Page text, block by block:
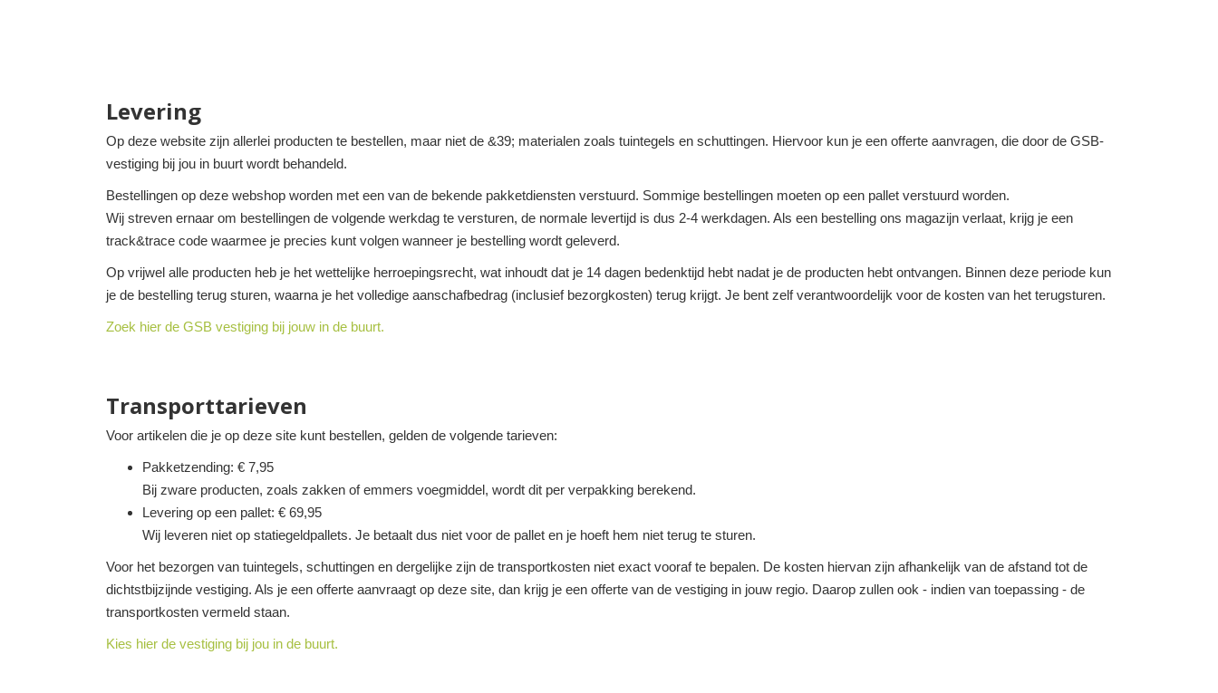
Levering
Op deze website zijn allerlei producten te bestellen, maar niet de &39; materialen zoals tuintegels en schuttingen. Hiervoor kun je een offerte aanvragen, die door de GSB-
vestiging bij jou in buurt wordt behandeld.
Bestellingen op deze webshop worden met een van de bekende pakketdiensten verstuurd. Sommige bestellingen moeten op een pallet verstuurd worden.
Wij streven ernaar om bestellingen de volgende werkdag te versturen, de normale levertijd is dus 2-4 werkdagen. Als een bestelling ons magazijn verlaat, krijg je een
track&trace code waarmee je precies kunt volgen wanneer je bestelling wordt geleverd.
Op vrijwel alle producten heb je het wettelijke herroepingsrecht, wat inhoudt dat je 14 dagen bedenktijd hebt nadat je de producten hebt ontvangen. Binnen deze periode kun
je de bestelling terug sturen, waarna je het volledige aanschafbedrag (inclusief bezorgkosten) terug krijgt. Je bent zelf verantwoordelijk voor de kosten van het terugsturen.
Zoek hier de GSB vestiging bij jouw in de buurt.
Transporttarieven
Voor artikelen die je op deze site kunt bestellen, gelden de volgende tarieven:
Pakketzending: € 7,95
Bij zware producten, zoals zakken of emmers voegmiddel, wordt dit per verpakking berekend.
Levering op een pallet: € 69,95
Wij leveren niet op statiegeldpallets. Je betaalt dus niet voor de pallet en je hoeft hem niet terug te sturen.
Voor het bezorgen van tuintegels, schuttingen en dergelijke zijn de transportkosten niet exact vooraf te bepalen. De kosten hiervan zijn afhankelijk van de afstand tot de
dichtstbijzijnde vestiging. Als je een offerte aanvraagt op deze site, dan krijg je een offerte van de vestiging in jouw regio. Daarop zullen ook - indien van toepassing - de
transportkosten vermeld staan.
Kies hier de vestiging bij jou in de buurt.